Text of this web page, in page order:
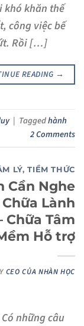
khó khăn thế
công việc bế
Rồi […]
READING →
| Taggedhành
2Comments
LÝ,TIỀM THỨC
Cần Nghe
Lành
Chữa Tâm
Hỗ trợ
CEO CỦA NHÀN HỌC
những câu